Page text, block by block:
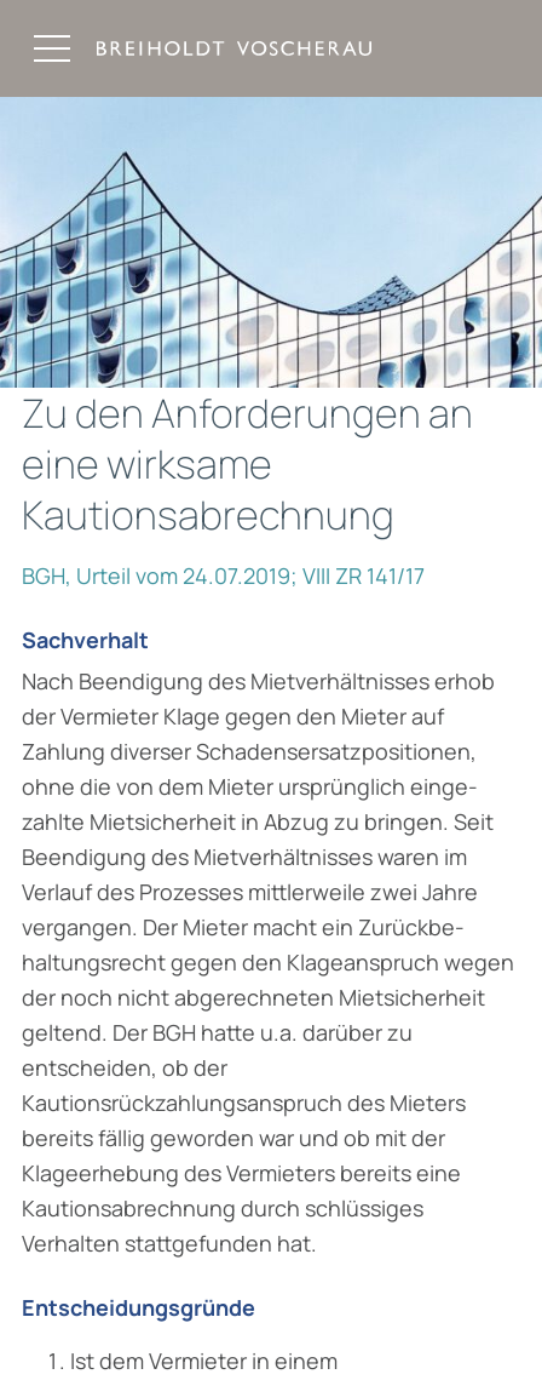
Zu den Anforderungen an
eine wirksame
Kautionsabrechnung
BGH, Urteil vom 24.07.2019; VIII ZR 141/17
Sachverhalt
Nach Beendigung des Mietverhältnisses erhob
der Vermieter Klage gegen den Mieter auf
Zahlung diverser Schadensersatzpositionen,
ohne die von dem Mieter ursprünglich einge­
zahlte Mietsicherheit in Abzug zu bringen. Seit
Beendigung des Mietverhältnisses waren im
Verlauf des Prozesses mittlerweile zwei Jahre
vergangen. Der Mieter macht ein Zurückbe­
haltungsrecht gegen den Klageanspruch wegen
der noch nicht abgerechneten Mietsicherheit
geltend. Der BGH hatte u.a. darüber zu
entscheiden, ob der
Kautionsrückzahlungsanspruch des Mieters
bereits fällig geworden war und ob mit der
Klageerhebung des Vermieters bereits eine
Kautionsabrechnung durch schlüssiges
Verhalten stattgefunden hat.
Entscheidungsgründe
Ist dem Vermieter in einem